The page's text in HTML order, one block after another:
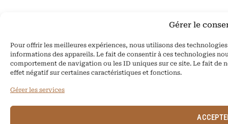
Gérer le
Pour offrir les meilleures expériences, nous utilisons des
informations des appareils. Le fait de consentir à ces technologies
comportement de navigation ou les ID uniques sur ce site. Le fait de
effet négatif sur certaines caractéristiques et fonctions.
Gérer les services